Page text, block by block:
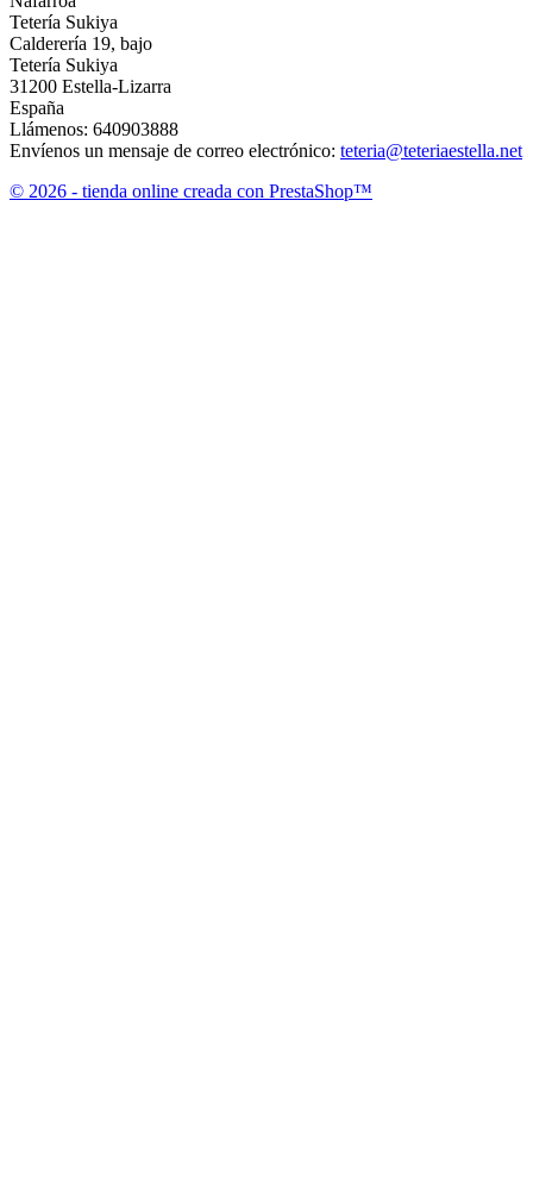
Tetería Sukiya
Calderería 19, bajo
Tetería Sukiya
31200 Estella-Lizarra
España
Llámenos: 640903888
Envíenos un mensaje de correo electrónico: teteria@teteriaestella.net
© 2026 - tienda online creada con PrestaShop™